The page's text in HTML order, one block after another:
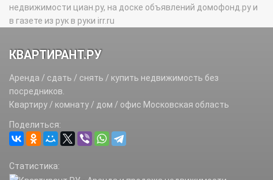
недвижимости циан.ру, на доске объявлений домофонд.ру и
в газете из рук в руки irr.ru
КВАРТИРАНТ.РУ
Аренда / сдать / снять / купить недвижимость без
посредников.
Квартиру / комнату / дом / офис Московская область
Поделиться:
Статистика: